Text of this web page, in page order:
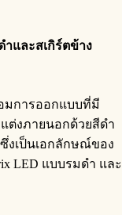
และสเกิร์ตข้าง
มการออกแบบที่มี
ต่งภายนอกด้วยสีดำ
งเป็นเอกลักษณ์ของ
LED แบบรมดำ และ